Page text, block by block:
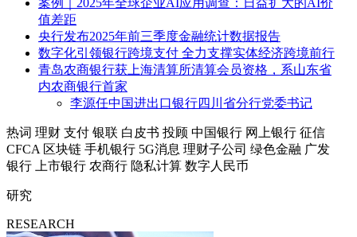
值差距
央行发布2025年前三季度金融统计数据报告
数字化引领银行跨境支付 全力支撑实体经济跨境前行
青岛农商银行获上海清算所清算会员资格，系山东省
内农商银行首家
李源任中国进出口银行四川省分行党委书记
热词 理财 支付 银联 白皮书 投顾 中国银行 网上银行 征信
CFCA 区块链 手机银行 5G消息 理财子公司 绿色金融 广发
银行
上市银行 农商行 隐私计算 数字人民币
研究
RESEARCH